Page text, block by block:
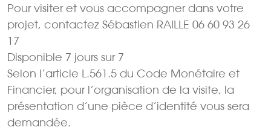
Pour visiter et vous accompagner dans votre
projet, contactez Sébastien RAILLE 06 60 93 26
17
Disponible 7 jours sur 7
Selon l’article L.561.5 du Code Monétaire et
Financier, pour l’organisation de la visite, la
présentation d’une pièce d’identité vous sera
demandée.